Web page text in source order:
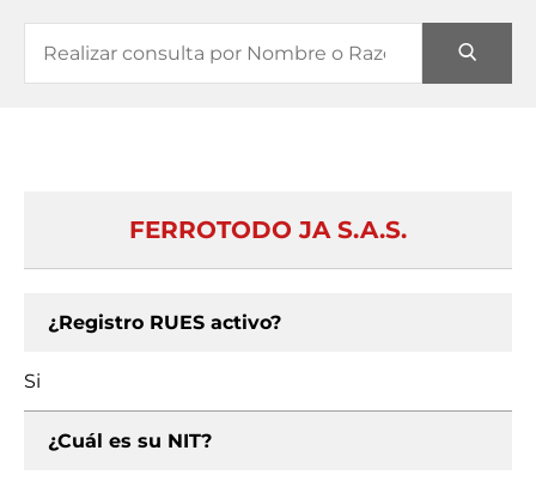
FERROTODO JA S.A.S.
¿Registro RUES activo?
Si
¿Cuál es su NIT?